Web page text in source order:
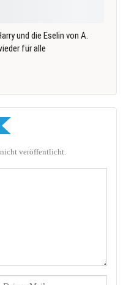
und die Eselin von A.
für alle
veröffentlicht.